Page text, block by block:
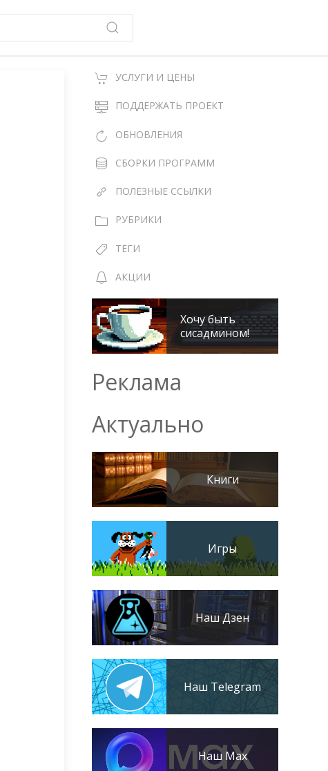
УСЛУГИ И ЦЕНЫ
ПОДДЕРЖАТЬ ПРОЕКТ
ОБНОВЛЕНИЯ
СБОРКИ ПРОГРАММ
ПОЛЕЗНЫЕ ССЫЛКИ
РУБРИКИ
ТЕГИ
АКЦИИ
Хочу быть
сисадмином!
Реклама
Актуально
Книги
Игры
Наш Дзен
Наш Telegram
Наш Max